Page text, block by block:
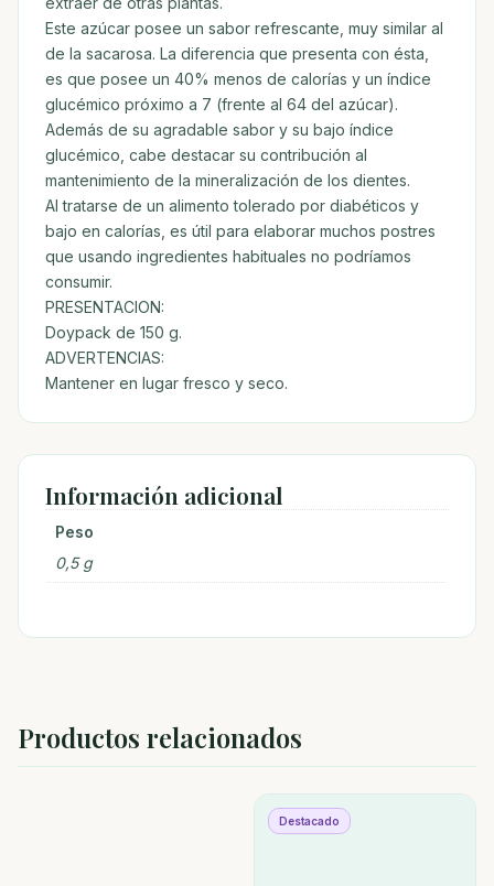
Este azúcar posee un sabor refrescante, muy similar al
de la sacarosa. La diferencia que presenta con ésta,
es que posee un 40% menos de calorías y un índice
glucémico próximo a 7 (frente al 64 del azúcar).
Además de su agradable sabor y su bajo índice
glucémico, cabe destacar su contribución al
mantenimiento de la mineralización de los dientes.
Al tratarse de un alimento tolerado por diabéticos y
bajo en calorías, es útil para elaborar muchos postres
que usando ingredientes habituales no podríamos
consumir.
PRESENTACION:
Doypack de 150 g.
ADVERTENCIAS:
Mantener en lugar fresco y seco.
Información adicional
Peso
0,5 g
Productos relacionados
Destacado